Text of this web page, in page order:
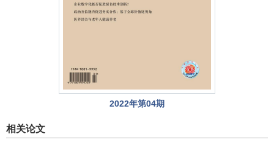
2022年第04期
相关论文